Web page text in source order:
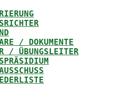
/ DOKUMENTE
/ ÜBUNGSLEITER